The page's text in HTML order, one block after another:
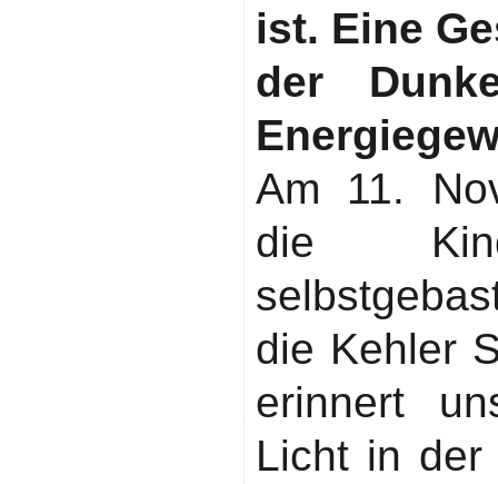
ist. Eine
der
Am 11.
die
die Kehler
erinnert
Licht in der